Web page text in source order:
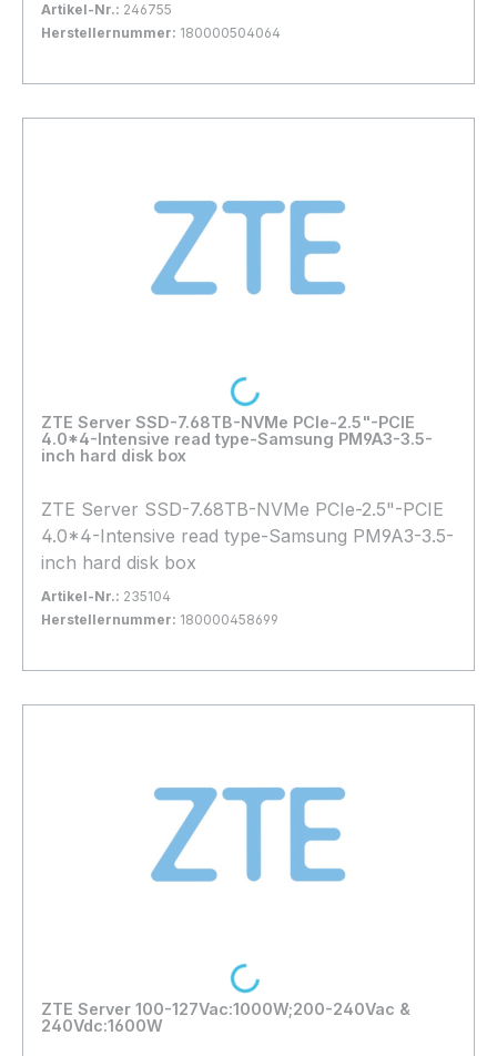
Artikel-Nr.: 246755
Herstellernummer: 180000504064
In den Warenkorb
ZTE Server SSD-7.68TB-NVMe PCIe-2.5"-PCIE
4.0*4-Intensive read type-Samsung PM9A3-3.5-
inch hard disk box
ZTE Server SSD-7.68TB-NVMe PCIe-2.5"-PCIE
4.0*4-Intensive read type-Samsung PM9A3-3.5-
inch hard disk box
Artikel-Nr.: 235104
Herstellernummer: 180000458699
In den Warenkorb
Loading...
ZTE Server 100-127Vac:1000W;200-240Vac &
240Vdc:1600W
Loading...